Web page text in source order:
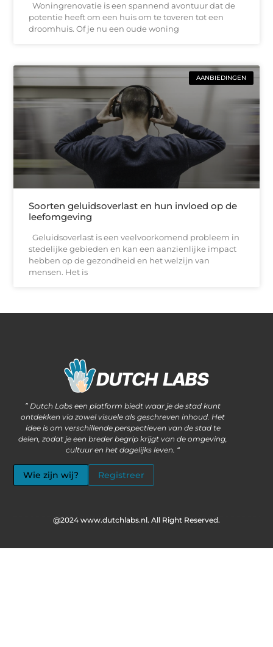
Woningrenovatie is een spannend avontuur dat de
potentie heeft om een huis om te toveren tot een
droomhuis. Of je nu een oude woning
AANBIEDINGEN
Soorten geluidsoverlast en hun invloed op de
leefomgeving
Geluidsoverlast is een veelvoorkomend probleem in
stedelijke gebieden en kan een aanzienlijke impact
hebben op de gezondheid en het welzijn van
mensen. Het is
” Dutch Labs een platform biedt waar je de stad kunt
ontdekken via zowel visuele als geschreven inhoud. Het
idee is om verschillende perspectieven van de stad te
delen, zodat je een breder begrip krijgt van de omgeving,
cultuur en het dagelijks leven. “
Wie zijn wij? Registreer
@2024 www.dutchlabs.nl. All Right Reserved.